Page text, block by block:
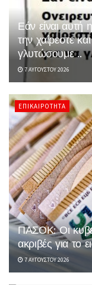
Εάν είναι αυτή
την χαίρεστε
γλυτώσουμε ..
7 ΑΥΓΟΎΣΤΟΥ 2026
ΕΠΙΚΑΙΡΌΤΗΤΑ
ΠΑΣΟΚ: Οι
ακριβές για το
7 ΑΥΓΟΎΣΤΟΥ 2026